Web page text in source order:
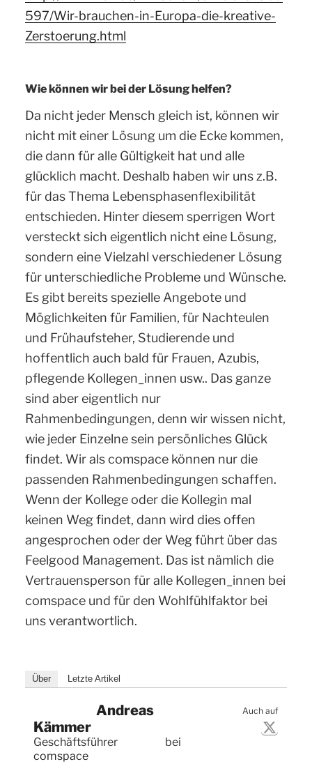
597/Wir-brauchen-in-Europa-die-kreative-
Zerstoerung.html
Wie können wir bei der Lösung helfen?
Da nicht jeder Mensch gleich ist, können wir
nicht mit einer Lösung um die Ecke kommen,
die dann für alle Gültigkeit hat und alle
glücklich macht. Deshalb haben wir uns z.B.
für das Thema Lebensphasenflexibilität
entschieden. Hinter diesem sperrigen Wort
versteckt sich eigentlich nicht eine Lösung,
sondern eine Vielzahl verschiedener Lösung
für unterschiedliche Probleme und Wünsche.
Es gibt bereits spezielle Angebote und
Möglichkeiten für Familien, für Nachteulen
und Frühaufsteher, Studierende und
hoffentlich auch bald für Frauen, Azubis,
pflegende Kollegen_innen usw.. Das ganze
sind aber eigentlich nur
Rahmenbedingungen, denn wir wissen nicht,
wie jeder Einzelne sein persönliches Glück
findet. Wir als comspace können nur die
passenden Rahmenbedingungen schaffen.
Wenn der Kollege oder die Kollegin mal
keinen Weg findet, dann wird dies offen
angesprochen oder der Weg führt über das
Feelgood Management. Das ist nämlich die
Vertrauensperson für alle Kollegen_innen bei
comspace und für den Wohlfühlfaktor bei
uns verantwortlich.
Über Letzte Artikel
Auch auf
Andreas
Kämmer
Geschäftsführer bei
comspace